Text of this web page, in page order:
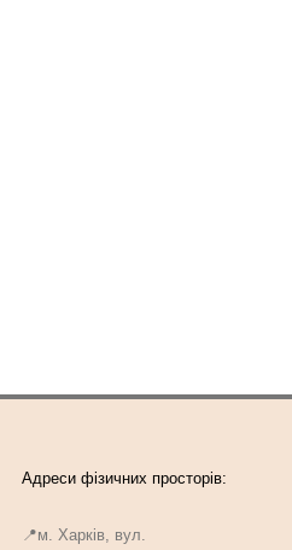
📍м. Харків, вул.